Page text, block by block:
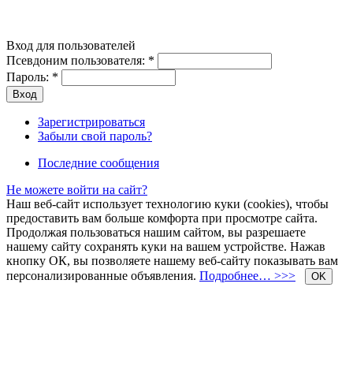
Вход для пользователей
Псевдоним пользователя: *
Пароль: *
Зарегистрироваться
Забыли свой пароль?
Последние сообщения
Не можете войти на сайт?
Наш веб-сайт использует технологию куки (cookies), чтобы
предоставить вам больше комфорта при просмотре сайта.
Продолжая пользоваться нашим сайтом, вы разрешаете
нашему сайту сохранять куки на вашем устройстве. Нажав
кнопку ОК, вы позволяете нашему веб-сайту показывать вам
персонализированные объявления. Подробнее… >>> OK